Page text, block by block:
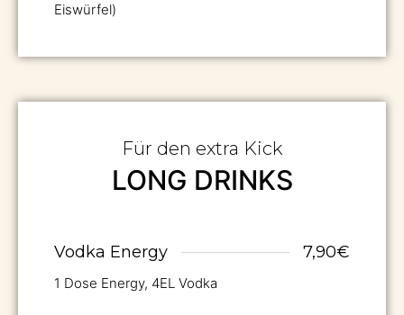
Eiswürfel)​
Für den extra Kick
LONG DRINKS
Vodka Energy 7,90€
1 Dose Energy, 4EL Vodka